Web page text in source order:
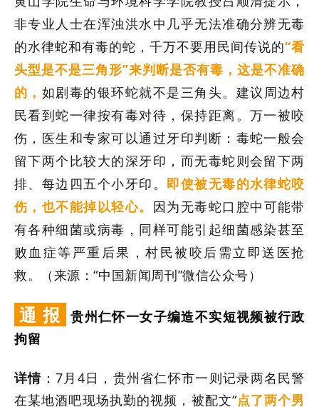
非专业人士在浑浊洪水中几乎无法准确分辨无毒
的水律蛇和有毒的蛇，千万不要用民间传说的“看
头型是不是三角形”来判断是否有毒，这是不准确
的 ， 如剧毒的银环蛇就不是三角头。建议周边村
民看到蛇一律按有毒对待，保持距离。万一被咬
伤，医生和专家可以通过牙印判断：毒蛇一般会
留下两个比较大的深牙印，而无毒蛇则会留下两
排、每边四五个小牙印。 即使被无毒的水律蛇咬
伤，也不能掉以轻心。 因为无毒蛇口腔中可能带
有各种细菌或病毒，同样可能引起细菌感染甚至
败血症等严重后果，村民被咬后需立即送医抢
救。（来源：“中国新闻周刊”微信公众号）
通 报 贵州仁怀一女子编造不实短视频被行政
拘留
详情 ： 7 月 4日 ， 贵州省仁怀市一则记录两名民警
在某地酒吧现场执勤的视频，被配文“点了两个男